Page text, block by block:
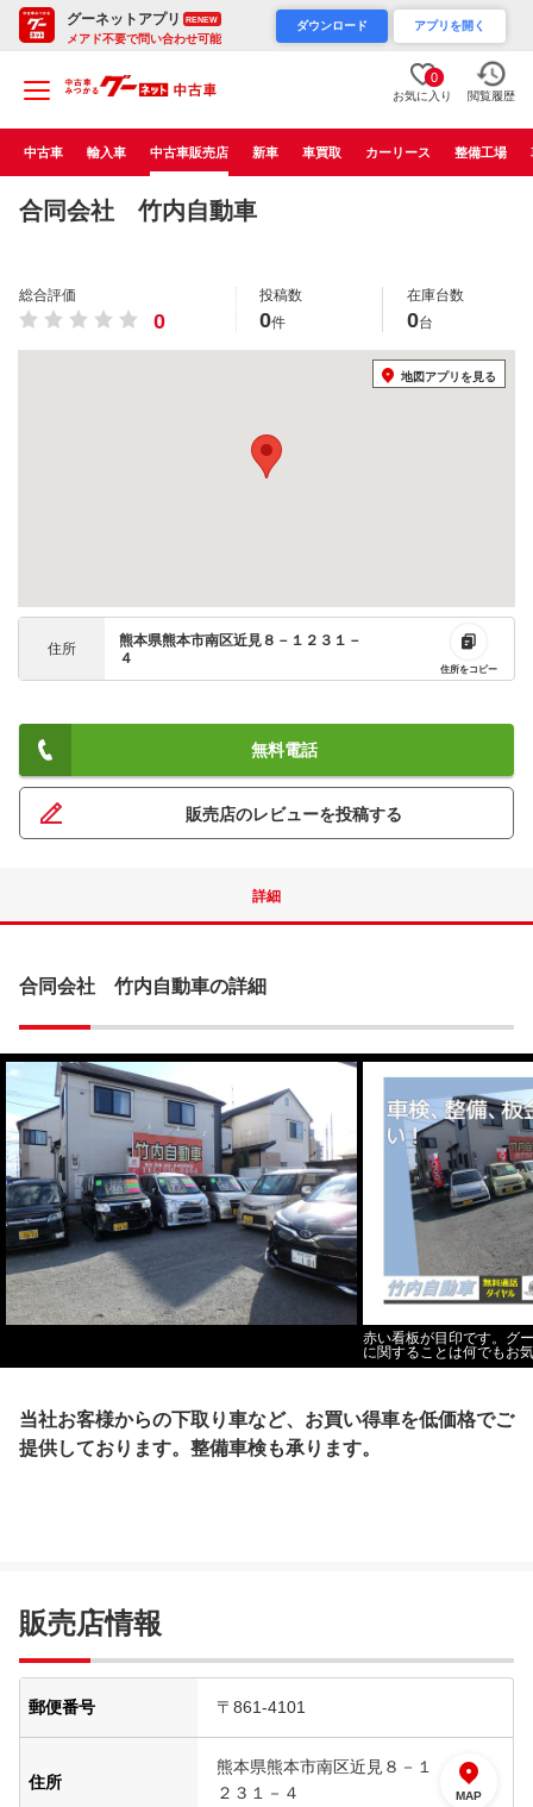
グーネットアプリ RENEW
メアド不要で問い合わせ可能
ダウンロード アプリを開く
0
お気に入り 閲覧履歴
中古車 輸入車 中古車販売店 新車 車買取 カーリース 整備工場
合同会社 竹内自動車
総合評価
0
投稿数
0件
在庫台数
0台
地図アプリを見る
住所
熊本県熊本市南区近見８－１２３１－
４
住所をコピー
無料電話
販売店のレビューを投稿する
詳細
合同会社 竹内自動車の詳細
赤い看板が目印です。グ
に関することは何でもお
当社お客様からの下取り車など、お買い得車を低価格でご
提供しております。整備車検も承ります。
販売店情報
郵便番号 〒861-4101
住所
熊本県熊本市南区近見８－１
２３１－４
MAP